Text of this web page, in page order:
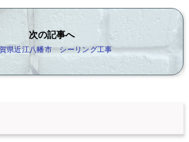
次の記事へ
県近江八幡市 シーリング工事